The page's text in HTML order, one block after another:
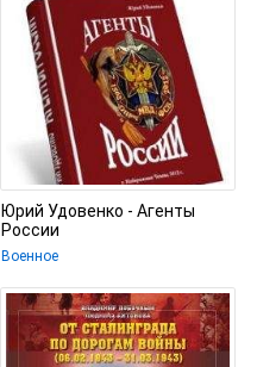
Юрий Удовенко - Агенты
России
Военное